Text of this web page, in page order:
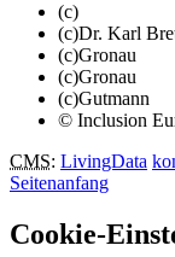
(c)
(c)Dr. Karl
(c)Gronau
(c)Gronau
(c)Gutmann
© Inclusion
CMS: LivingData
Seitenanfang
Cookie-